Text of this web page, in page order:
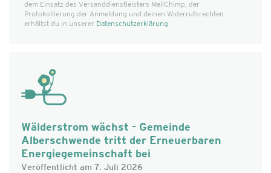
dem Einsatz des Versanddienst­leisters MailChimp, der
Protokollierung der Anmeldung und deinen Widerrufsrechten
erhältst du in unserer Datenschutzerklärung.
Wälderstrom wächst - Gemeinde
Alberschwende tritt der Erneuerbaren
Energiegemeinschaft bei
Veröffentlicht am 7. Juli 2026